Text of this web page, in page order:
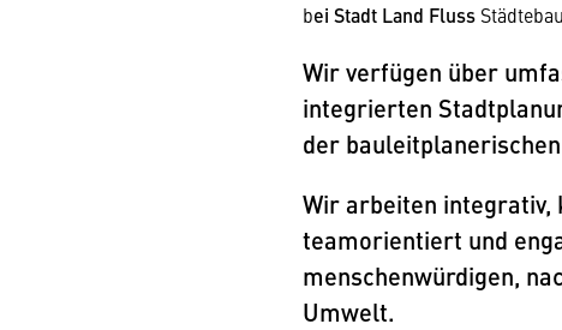
bei Stadt Land Fluss
Wir verfügen über
integrierten
der
Wir arbeiten integrativ,
teamorientiert und
menschenwürdigen,
Umwelt.